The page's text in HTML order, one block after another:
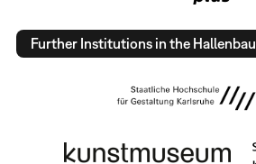
Further Institutions in the Hallenbau